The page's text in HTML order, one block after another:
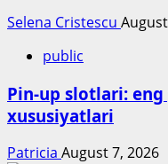
Selena Cristescu
public
Pin-up slotlari:
xususiyatlari
Patricia August 7, 2026